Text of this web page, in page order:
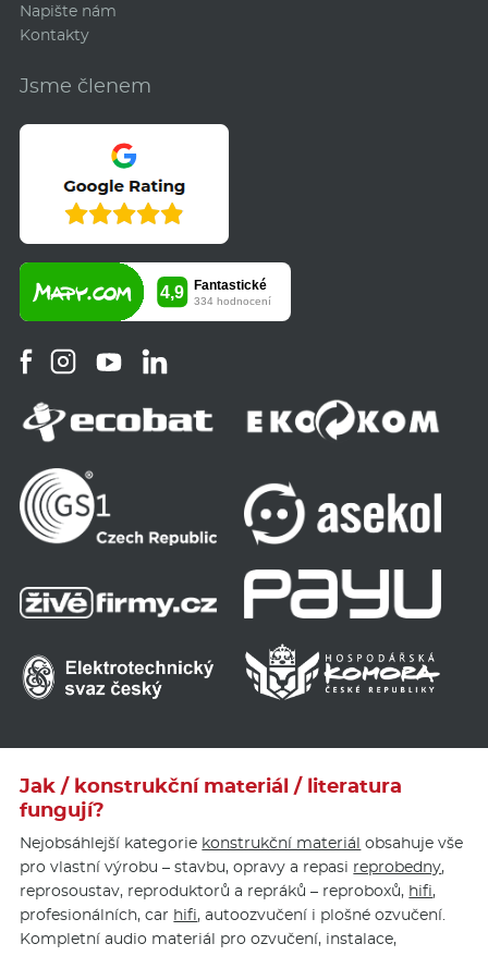
Napište nám
Kontakty
Jsme členem
Jak / konstrukční materiál / literatura
fungují?
Nejobsáhlejší kategorie konstrukční materiál obsahuje vše
pro vlastní výrobu – stavbu, opravy a repasi reprobedny,
reprosoustav, reproduktorů a repráků – reproboxů, hifi,
profesionálních, car hifi, autoozvučení i plošné ozvučení.
Kompletní audio materiál pro ozvučení, instalace,